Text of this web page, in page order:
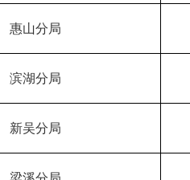
惠山分局
滨湖分局
新吴分局